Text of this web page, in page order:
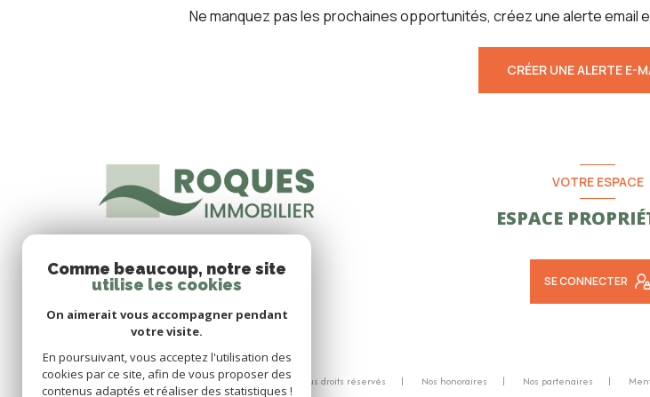
Ne manquez pas les prochaines opportunités, créez une alerte email
CRÉER UNE ALERTE E-
VOTRE ESPACE
ESPACE
SE CONNECTER
© 2026 | Tous droits réservés Nos honoraires Nos partenaires
Comme beaucoup, notre site
utilise les cookies
On aimerait vous accompagner pendant
votre visite.
En poursuivant, vous acceptez l'utilisation des
cookies par ce site, afin de vous proposer des
contenus adaptés et réaliser des statistiques !